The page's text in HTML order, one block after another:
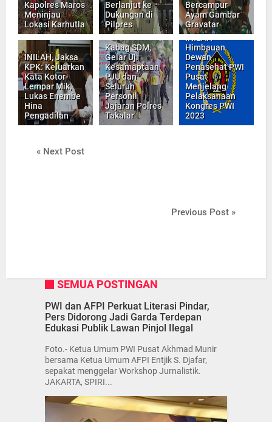
Kapolres Maros
Meninjau
Lokasi Karhutla
Berlanjut ke
Dukungan di
Pilpres
Bercampur
Ayam Gambar
Gravatar
INILAH, Jaksa
KPK: Keluarkan
Kata Kotor-
Lempar Mik,
Lukas Enembe
Hina
Pengadilan
Kabag SDM,
Gelar Uji
Kesamaptaan
PJU dan
Seluruh
Personil
Jajaran Polres
Takalar
INILAH
Himbauan
Dewan
Penasehat PWI
Pusat
Menjelang
Pelaksanaan
Kongres PWI
2023
« Next Post
Previous Post »
SEMUA POSTINGAN
PWI dan AFPI Perkuat Literasi Pindar,
Pers Didorong Jadi Garda Terdepan
Edukasi Publik Lawan Pinjol Ilegal
Foto.- Ketua Umum PWI Pusat Akhmad Munir
bersama Ketua Umum AFPI Entjik S. Djafar,
sepakat menggelar Workshop Jurnalistik.
JAKARTA, SPIRI...